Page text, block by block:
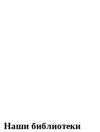
Наши библиотеки